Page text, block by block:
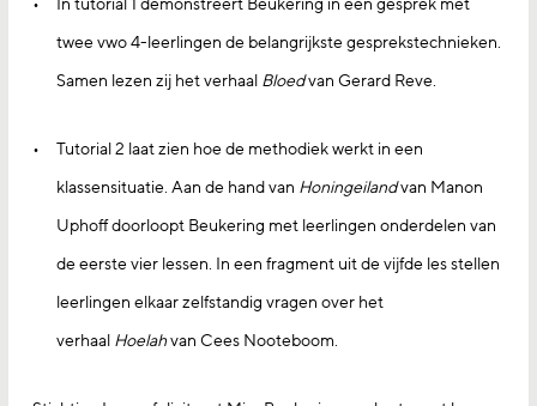
twee vwo 4-leerlingen de belangrijkste gesprekstechnieken.
Samen lezen zij het verhaal Bloedvan Gerard Reve.
Tutorial 2 laat zien hoe de methodiek werkt in een
klassensituatie. Aan de hand van Honingeilandvan Manon
Uphoff doorloopt Beukering met leerlingen onderdelen van
de eerste vier lessen. In een fragment uit de vijfde les stellen
leerlingen elkaar zelfstandig vragen over het
verhaal Hoelahvan Cees Nooteboom.